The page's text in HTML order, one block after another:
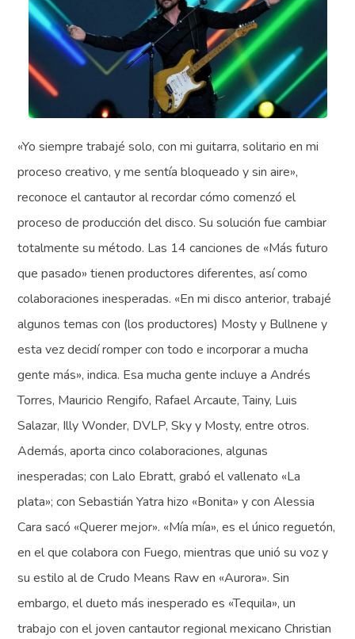
«Yo siempre trabajé solo, con mi guitarra, solitario en mi
proceso creativo, y me sentía bloqueado y sin aire»,
reconoce el cantautor al recordar cómo comenzó el
proceso de producción del disco. Su solución fue cambiar
totalmente su método. Las 14 canciones de «Más futuro
que pasado» tienen productores diferentes, así como
colaboraciones inesperadas. «En mi disco anterior, trabajé
algunos temas con (los productores) Mosty y Bullnene y
esta vez decidí romper con todo e incorporar a mucha
gente más», indica. Esa mucha gente incluye a Andrés
Torres, Mauricio Rengifo, Rafael Arcaute, Tainy, Luis
Salazar, Illy Wonder, DVLP, Sky y Mosty, entre otros.
Además, aporta cinco colaboraciones, algunas
inesperadas; con Lalo Ebratt, grabó el vallenato «La
plata»; con Sebastián Yatra hizo «Bonita» y con Alessia
Cara sacó «Querer mejor». «Mía mía», es el único reguetón,
en el que colabora con Fuego, mientras que unió su voz y
su estilo al de Crudo Means Raw en «Aurora». Sin
embargo, el dueto más inesperado es «Tequila», un
trabajo con el joven cantautor regional mexicano Christian